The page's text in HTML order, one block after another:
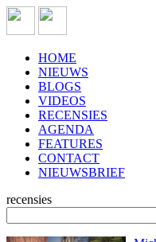
HOME
NIEUWS
BLOGS
VIDEOS
RECENSIES
AGENDA
FEATURES
CONTACT
NIEUWSBRIEF
recensies